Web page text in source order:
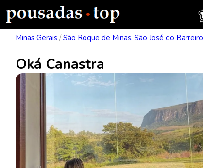
Minas Gerais / São Roque de Minas, São José do Barreiro
Oká Canastra